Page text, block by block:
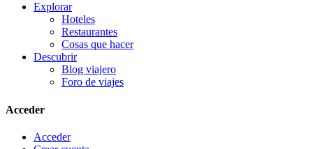
Explorar
Hoteles
Restaurantes
Cosas que hacer
Descubrir
Blog viajero
Foro de viajes
Acceder
Acceder